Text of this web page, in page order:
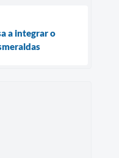
a integrar o